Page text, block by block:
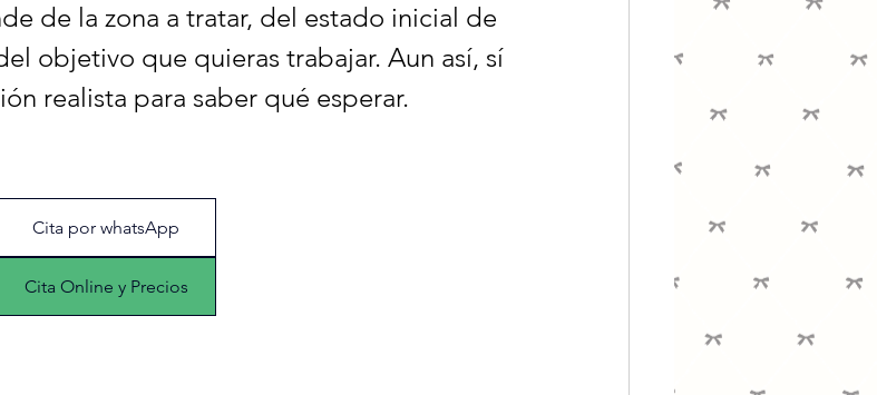
de la zona a tratar, del estado inicial de
objetivo que quieras trabajar. Aun así, sí
realista para saber qué esperar.
Cita por whatsApp
Cita Online y Precios